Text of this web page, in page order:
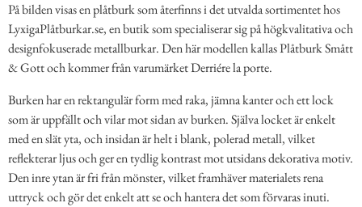
På bilden visas en plåtburk som återfinns i det utvalda sortimentet hos
LyxigaPlåtburkar.se, en butik som specialiserar sig på högkvalitativa och
designfokuserade metallburkar. Den här modellen kallas Plåtburk Smått
& Gott och kommer från varumärket Derriére la porte.
Burken har en rektangulär form med raka, jämna kanter och ett lock
som är uppfällt och vilar mot sidan av burken. Själva locket är enkelt
med en slät yta, och insidan är helt i blank, polerad metall, vilket
reflekterar ljus och ger en tydlig kontrast mot utsidans dekorativa motiv.
Den inre ytan är fri från mönster, vilket framhäver materialets rena
uttryck och gör det enkelt att se och hantera det som förvaras inuti.